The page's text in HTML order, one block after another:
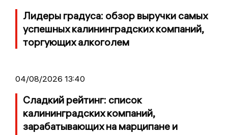
Лидеры градуса: обзор выручки самых
успешных калининградских компаний,
торгующих алкоголем
04/08/2026 13:40
Сладкий рейтинг: список
калининградских компаний,
зарабатывающих на марципане и